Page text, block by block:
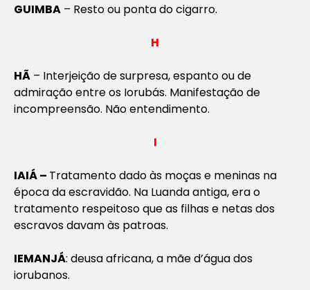
GUIMBA – Resto ou ponta do cigarro.
H
HÃ – Interjeição de surpresa, espanto ou de
admiração entre os Iorubás. Manifestação de
incompreensão. Não entendimento.
I
IAIÁ – Tratamento dado às moças e meninas na
época da escravidão. Na Luanda antiga, era o
tratamento respeitoso que as filhas e netas dos
escravos davam às patroas.
IEMANJÁ: deusa africana, a mãe d’água dos
iorubanos.